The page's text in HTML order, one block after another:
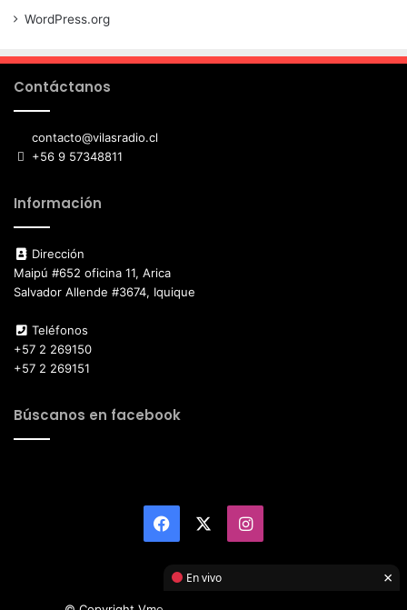
WordPress.org
Contáctanos
contacto@vilasradio.cl
+56 9 57348811
Información
Dirección
Maipú #652 oficina 11, Arica
Salvador Allende #3674, Iquique
Teléfonos
+57 2 269150
+57 2 269151
Búscanos en facebook
Facebook Instagram
En vivo ×